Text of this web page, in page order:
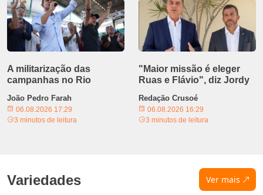
A militarização das
campanhas no Rio
João Pedro Farah
06.08.2026 17:29
3 minutos de leitura
"Maior missão é eleger
Ruas e Flávio", diz Jordy
Redação Crusoé
06.08.2026 16:29
3 minutos de leitura
Variedades Ver mais